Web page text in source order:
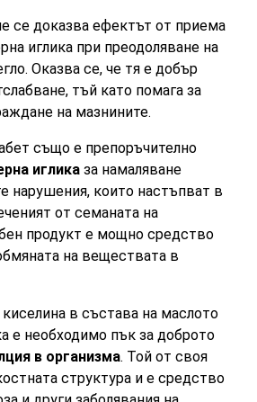
се доказва ефектът от приема
иглика при преодоляване на
Оказва се, че тя е добър
тъй като помага за
на мазнините.
също е препоръчително
иглика за намаляване
нарушения, които настъпват в
от семаната на
продукт е мощно средство
на веществата в
киселина в състава на маслото
е необходимо пък за доброто
в организма. Той от своя
структура и е средство